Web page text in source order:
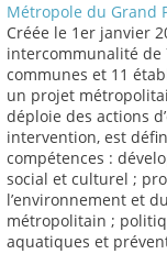
Métropole du Grand
Créée le 1er janvier
intercommunalité de
communes et 11
un projet
déploie des actions
intervention, est
compétences :
social et culturel ;
l’environnement et
métropolitain ;
aquatiques et